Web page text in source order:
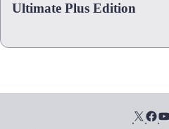
Ultimate Plus Edition